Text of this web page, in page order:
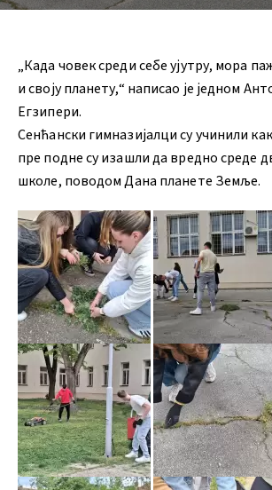
„Када човек среди себе ујутру, мора
и своју планету,“ написао је једном
Егзипери.
Сенћански гимназијалци су учинили
пре подне су изашли да вредно среде
школе, поводом Дана планете Земље.